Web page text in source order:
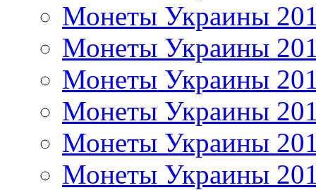
Монеты Украины
Монеты Украины
Монеты Украины
Монеты Украины
Монеты Украины
Монеты Украины